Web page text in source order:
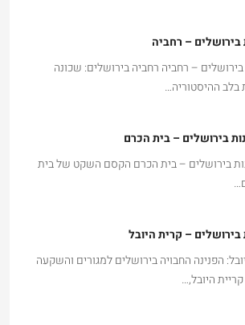
בירושלים – רחביה
– רחביה רחביה בירושלים: שכונה
בלב ההיסטוריה…
בירושלים – בית הכרם
בירושלים – בית הכרם הקסם השקט של בית
בירושלים – קרית היובל
הפנינה החבויה בירושלים למגורים והשקעה
היובל,…